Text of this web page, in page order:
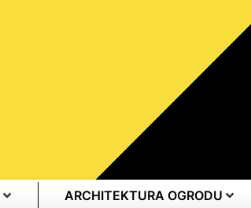
ARCHITEKTURA OGRODU